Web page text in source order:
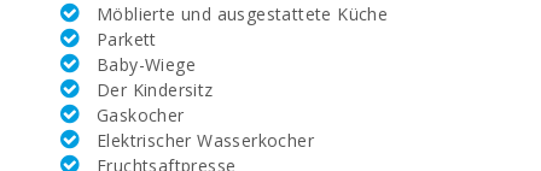
Alcanada Golf
(km ):
Reiten (km):
Rafa Nadal
Tennis Academy
Möblierte und ausgestattete Küche
Parkett
Baby-Wiege
Der Kindersitz
Gaskocher
Elektrischer Wasserkocher
Fruchtsaftpresse